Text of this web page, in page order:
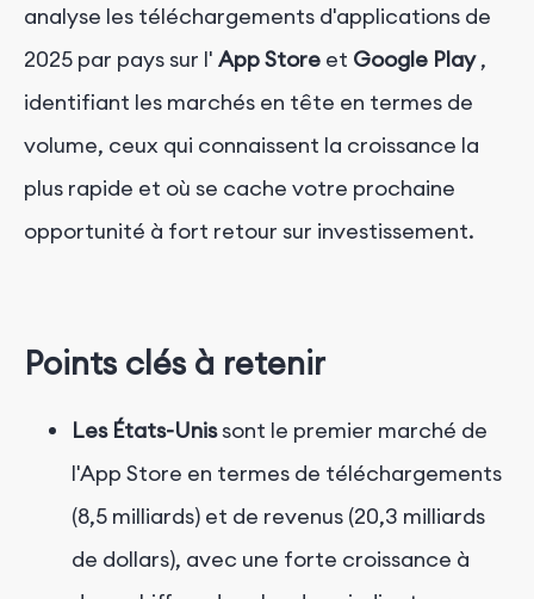
analyse les téléchargements d'applications de
2025 par pays sur l' App Store et Google Play ,
identifiant les marchés en tête en termes de
volume, ceux qui connaissent la croissance la
plus rapide et où se cache votre prochaine
opportunité à fort retour sur investissement.
Points clés à retenir
Les États-Unissont le premier marché de
l'App Store en termes de téléchargements
(8,5 milliards) et de revenus (20,3 milliards
de dollars), avec une forte croissance à